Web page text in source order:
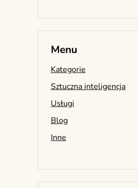
Menu
Kategorie
Sztuczna inteligencja
Usługi
Blog
Inne